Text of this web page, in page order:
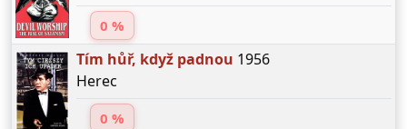
0 %
Tím hůř, když padnou 1956
Herec
0 %